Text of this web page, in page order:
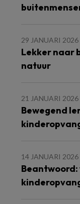
29 JANUARI 2026
Lekker naar
natuur
21 JANUARI 2026
Bewegend
14 JANUARI 2026
Beantwoord: